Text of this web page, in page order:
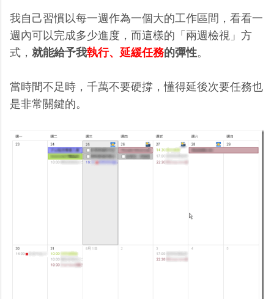
我自己習慣以每一週作為一個大的工作區間，看看一
週內可以完成多少進度，而這樣的「兩週檢視」方
式， 就能給予我執行、延緩任務的彈性。
當時間不足時，千萬不要硬撐，懂得延後次要任務也
是非常關鍵的。